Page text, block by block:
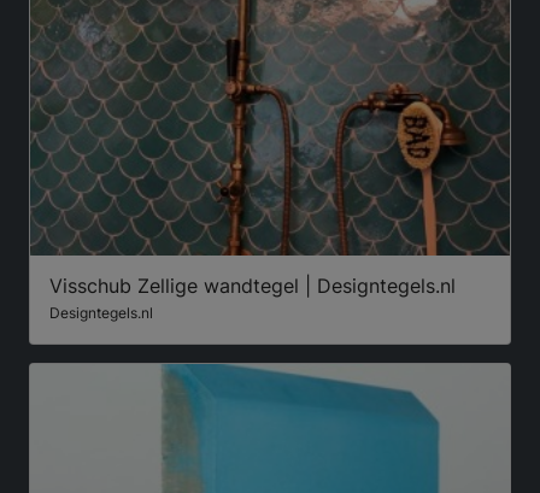
Visschub Zellige wandtegel | Designtegels.nl
Designtegels.nl